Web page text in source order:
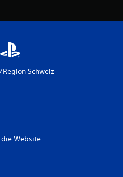
Schweiz
Website